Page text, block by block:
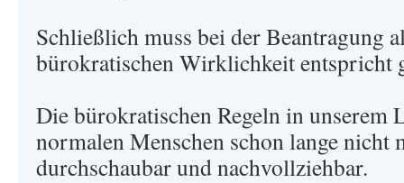
Schließlich muss bei der Beantragung
bürokratischen Wirklichkeit entspricht
Die bürokratischen Regeln in unserem
normalen Menschen schon lange nicht
durchschaubar und nachvollziehbar.